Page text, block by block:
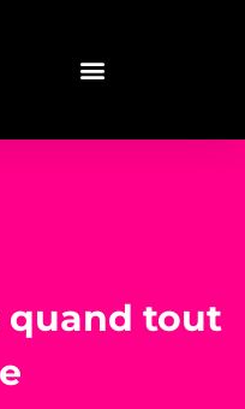
quand tout